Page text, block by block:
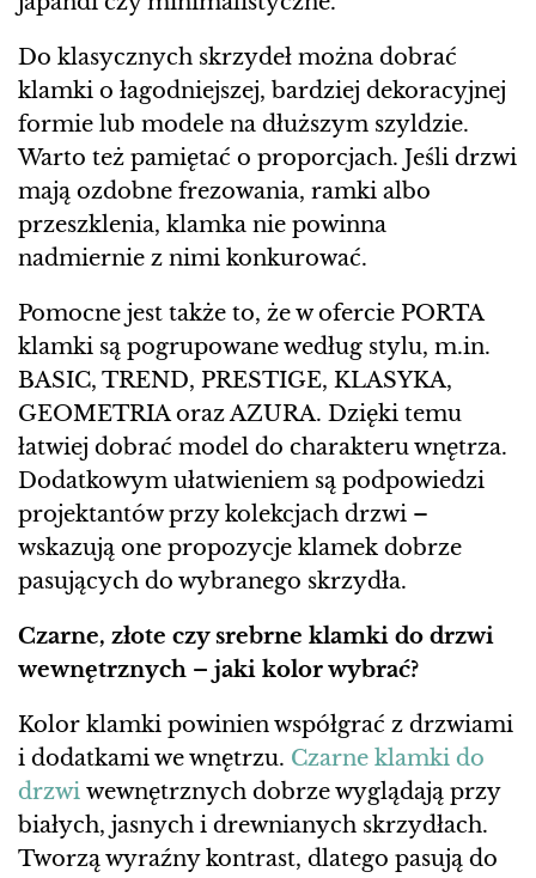
Do klasycznych skrzydeł można dobrać
klamki o łagodniejszej, bardziej dekoracyjnej
formie lub modele na dłuższym szyldzie.
Warto też pamiętać o proporcjach. Jeśli drzwi
mają ozdobne frezowania, ramki albo
przeszklenia, klamka nie powinna
nadmiernie z nimi konkurować.
Pomocne jest także to, że w ofercie PORTA
klamki są pogrupowane według stylu, m.in.
BASIC, TREND, PRESTIGE, KLASYKA,
GEOMETRIA oraz AZURA. Dzięki temu
łatwiej dobrać model do charakteru wnętrza.
Dodatkowym ułatwieniem są podpowiedzi
projektantów przy kolekcjach drzwi –
wskazują one propozycje klamek dobrze
pasujących do wybranego skrzydła.
Czarne, złote czy srebrne klamki do drzwi
wewnętrznych – jaki kolor wybrać?
Kolor klamki powinien współgrać z drzwiami
i dodatkami we wnętrzu. Czarne klamki do
drzwi wewnętrznych dobrze wyglądają przy
białych, jasnych i drewnianych skrzydłach.
Tworzą wyraźny kontrast, dlatego pasują do